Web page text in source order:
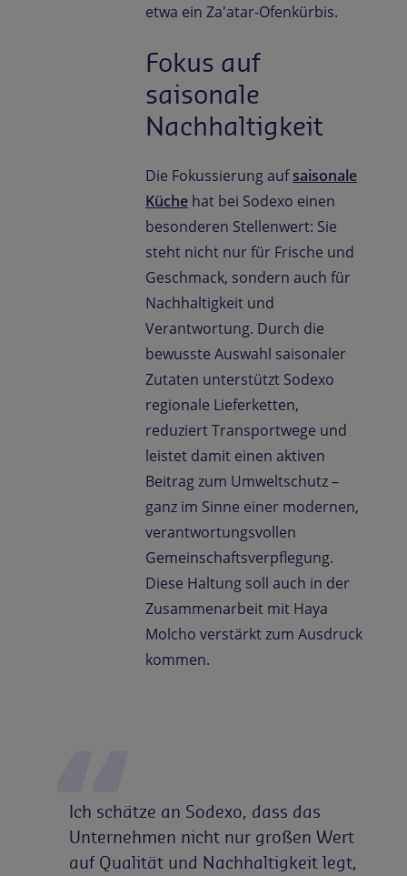
etwa ein Za'atar-Ofenkürbis.
Fokus auf
saisonale
Nachhaltigkeit
Die Fokussierung aufsaisonale
Küche hat bei Sodexo einen
besonderen Stellenwert: Sie
steht nicht nur für Frische und
Geschmack, sondern auch für
Nachhaltigkeit und
Verantwortung. Durch die
bewusste Auswahl saisonaler
Zutaten unterstützt Sodexo
regionale Lieferketten,
reduziert Transportwege und
leistet damit einen aktiven
Beitrag zum Umweltschutz –
ganz im Sinne einer modernen,
verantwortungsvollen
Gemeinschaftsverpflegung.
Diese Haltung soll auch in der
Zusammenarbeit mit Haya
Molcho verstärkt zum Ausdruck
kommen.
Ich schätze an Sodexo, dass das
Unternehmen nicht nur großen Wert
auf Qualität und Nachhaltigkeit legt,